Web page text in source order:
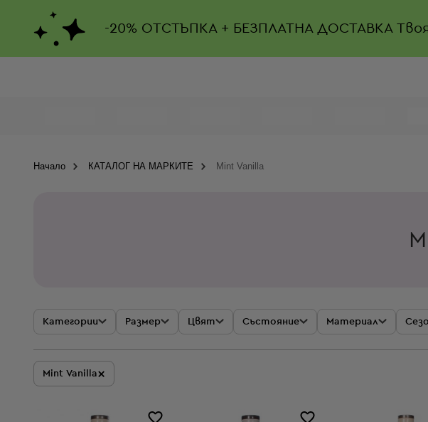
-20% ОТСТЪПКА + БЕЗПЛАТНА ДОСТАВКА
Начало КАТАЛОГ НА МАРКИТЕ Mint Vanilla
Категории Размер Цвят Състояние Материал
Mint Vanilla×